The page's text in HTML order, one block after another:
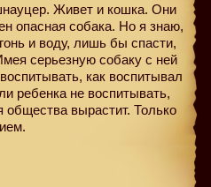
Живет и кошка. Они
опасная собака. Но я знаю,
и воду, лишь бы спасти,
серьезную собаку с ней
как воспитывал
ребенка не воспитывать,
вырастит. Только